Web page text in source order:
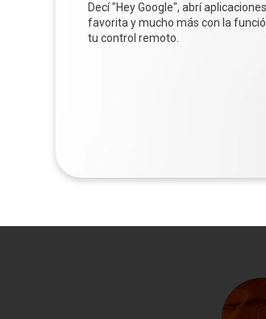
Decí "Hey Google", abrí
favorita y mucho más con la
tu control remoto.